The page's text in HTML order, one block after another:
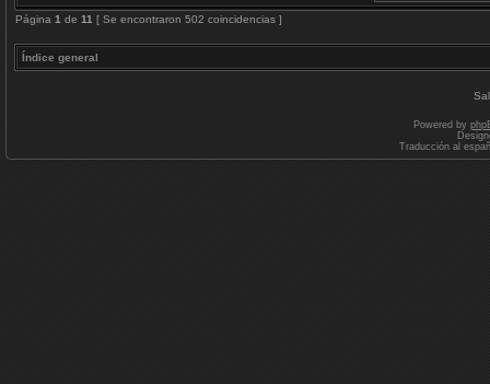
Página 1 de 11 [ Se encontraron 502 coincidencias ]
Índice general
Powered by
Traducción al